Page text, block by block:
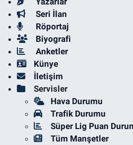
Seri İlan
Röportaj
Biyografi
Anketler
Künye
İletişim
Servisler
Hava Durumu
Trafik Durumu
Süper Lig Puan
Tüm Manşetler